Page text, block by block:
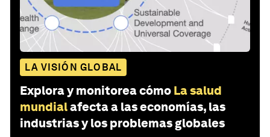
LA VISIÓN GLOBAL
Explora y monitorea cómo La salud
mundialafecta a las economías, las
industrias y los problemas globales